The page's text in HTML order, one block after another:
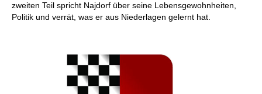
zweiten Teil spricht Najdorf über seine Lebensgewohnheiten,
Politik und verrät, was er aus Niederlagen gelernt hat.